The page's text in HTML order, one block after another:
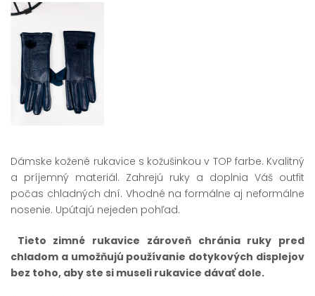
Dámske kožené rukavice s kožušinkou v TOP farbe. Kvalitný
a príjemný materiál. Zahrejú ruky a doplnia Váš outfit
počas chladných dní. Vhodné na formálne aj neformálne
nosenie. Upútajú nejeden pohľad.
Tieto zimné rukavice zároveň chránia ruky pred
chladom a umožňujú používanie dotykových displejov
bez toho, aby ste si museli rukavice dávať dole.